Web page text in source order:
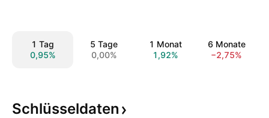
1 Tag
0,95%
5 Tage
0,00%
1 Monat
1,92%
6 Monate
−2,75%
Schlüsseldaten